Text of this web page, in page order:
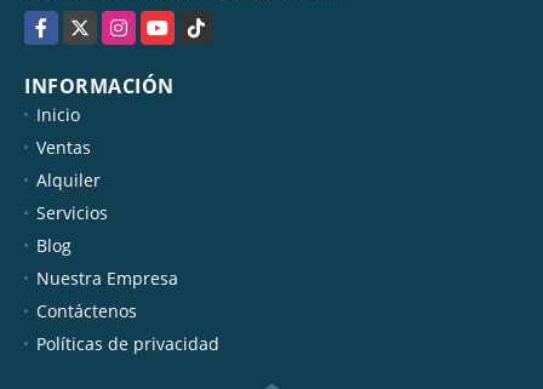
Facebook
X InstagramYouTubeTikTok
INFORMACIÓN
Inicio
Ventas
Alquiler
Servicios
Blog
Nuestra Empresa
Contáctenos
Políticas de privacidad